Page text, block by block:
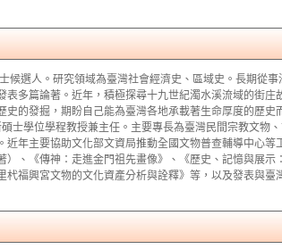
候選人。研究領域為臺灣社會經濟史、區域史。長期從事
多篇論著。近年，積極探尋十九世紀濁水溪流域的街庄
史的發掘，期盼自己能為臺灣各地承載著生命厚度的歷史
士學位學程教授兼主任。主要專長為臺灣民間宗教文物
年主要協助文化部文資局推動全國文物普查輔導中心等
）、《傳神：走進金門祖先畫像》、《歷史、記憶與展示
杙福興宮文物的文化資產分析與詮釋》等，以及發表與臺